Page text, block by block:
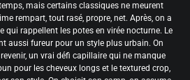
mais certains classiques ne meurent
rempart, tout rasé, propre, net. Après, on a
qui rappellent les potes en virée nocturne. Le
aussi fureur pour un style plus urbain. On
un vrai défi capillaire qui ne manque
pour les cheveux longs et le textured crop,